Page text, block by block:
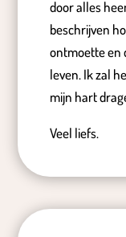
door alles
beschrijven
ontmoette en
leven. Ik zal
mijn hart
Veel liefs.